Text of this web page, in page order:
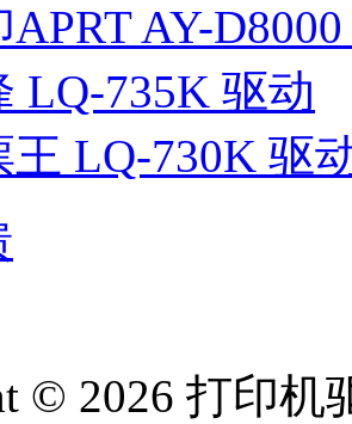
AY-
LQ-735K 驱动
王 LQ-730K 驱
© 2026 打印